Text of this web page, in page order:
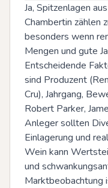
Ja, Spitzenlagen
Chambertin zählen
besonders wenn
Mengen und gute
Entscheidende
sind Produzent
Cru), Jahrgang,
Robert Parker,
Anleger sollten
Einlagerung und
Wein kann
und
Marktbeobachtung